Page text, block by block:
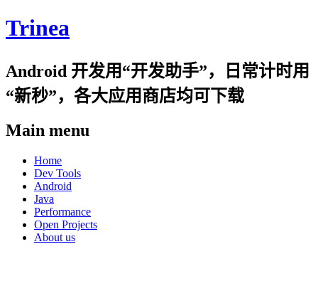
Trinea
Android 开发用“开发助手”，日常计时用
“新秒”，各大应用商店均可下载
Main menu
Skip
content
Home
Dev Tools
Android
Java
Performance
Open Projects
About us